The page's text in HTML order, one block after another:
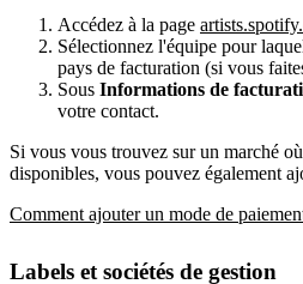
Accédez à la page
Sélectionnez l'équipe pour
pays de facturation (si vous
Sous Informations de
votre contact.
Si vous vous trouvez sur un marché
disponibles, vous pouvez également
Comment ajouter un mode de
Labels et sociétés de gestion